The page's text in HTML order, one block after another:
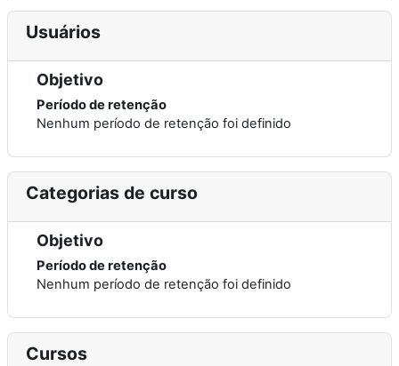
Usuários
Objetivo
Período de retenção
Nenhum período de retenção foi definido
Categorias de curso
Objetivo
Período de retenção
Nenhum período de retenção foi definido
Cursos